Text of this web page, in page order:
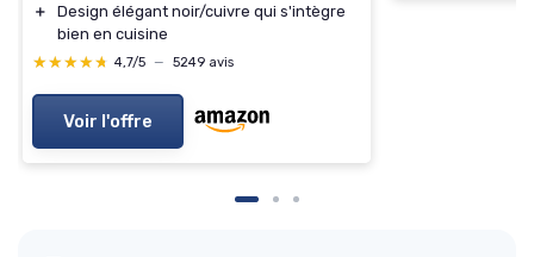
＋
Design élégant noir/cuivre qui s'intègre
bien en cuisine
★★★★★
★★★★★ 4,7/5 — 5249 avis
Voir l'offre